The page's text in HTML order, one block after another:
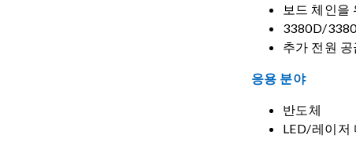
보드 체인을
3380D/
추가 전원
응용 분야
반도체
LED/레이저